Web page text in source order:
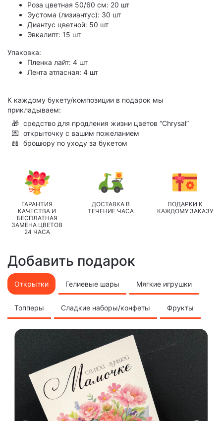
Роза цветная 50/60 см: 20 шт
Эустома (лизиантус): 30 шт
Диантус цветной: 50 шт
Эвкалипт: 15 шт
Упаковка:
Пленка лайт: 4 шт
Лента атласная: 4 шт
К каждому букету/композиции в подарок мы
прикладываем:
🎁 средство для продления жизни цветов “Chrysal”
💌 открыточку с вашим пожеланием
📖 брошюру по уходу за букетом
ГАРАНТИЯ
КАЧЕСТВА И
БЕСПЛАТНАЯ
ЗАМЕНА ЦВЕТОВ
24 ЧАСА
ДОСТАВКА В
ТЕЧЕНИЕ ЧАСА
ПОДАРКИ К
КАЖДОМУ ЗАКАЗУ
Добавить подарок
Открытки Гелиевые шары Мягкие игрушки
Топперы Сладкие наборы/конфеты Фрукты